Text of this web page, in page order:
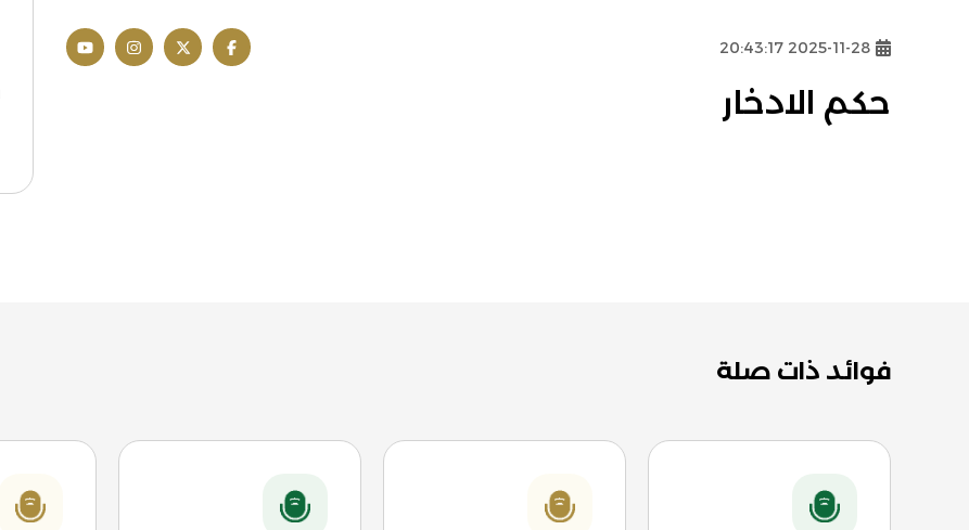
2025-11-28 20:43:17
حكم الادخار
فوائد ذات صلة